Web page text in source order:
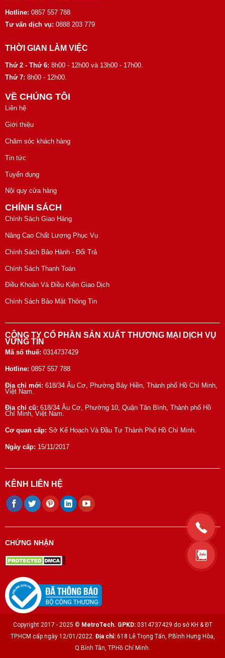
Hotline: 0857 557 788
Tư vấn dịch vụ: 0888 203 779
THỜI GIAN LÀM VIỆC
Thứ 2 - Thứ 6: 8h00 - 12h00 và 13h00 - 17h00.
Thứ 7: 8h00 - 12h00.
VỀ CHÚNG TÔI
Liên hệ
Giới thiệu
Chăm sóc khách hàng
Tin tức
Tuyển dụng
Nội quy cửa hàng
CHÍNH SÁCH
Chính Sách Giao Hàng
Nâng Cao Chất Lượng Phục Vụ
Chính Sách Bảo Hành - Đổi Trả
Chính Sách Thanh Toán
Điều Khoản Và Điều Kiện Giao Dịch
Chính Sách Bảo Mật Thông Tin
CÔNG TY CỔ PHẦN SẢN XUẤT THƯƠNG MẠI DỊCH VỤ
VỮNG TÍN
Mã số thuế: 0314737429
Hotline: 0857 557 788
Địa chỉ mới: 618/34 Âu Cơ, Phường Bảy Hiền, Thành phố Hồ Chí Minh,
Việt Nam.
Địa chỉ cũ: 618/34 Âu Cơ, Phường 10, Quận Tân Bình, Thành phố Hồ
Chí Minh, Việt Nam.
Cơ quan cấp: Sở Kế Hoạch Và Đầu Tư Thành Phố Hồ Chí Minh.
Ngày cấp: 15/11/2017
KÊNH LIÊN HỆ
CHỨNG NHẬN
Copyright 2017 - 2025 © MetroTech. GPKD:0314737429 do sở KH & ĐT
TP.HCM cấp ngày 12/01/2022. Địa chỉ:618 Lê Trọng Tấn, P.Bình Hưng Hòa,
Q.Bình Tân, TP.Hồ Chí Minh.